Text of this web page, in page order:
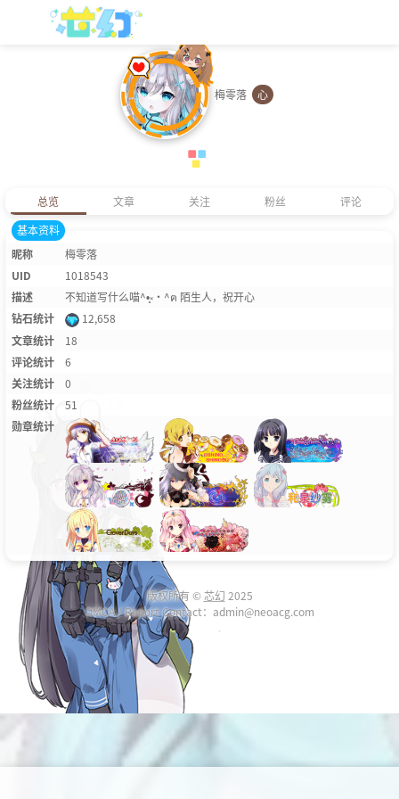
梅零落 心
总览 文章 关注 粉丝
评论
基本资料
昵称
梅零落
UID
1018543
描述
不知道写什么喵^•͈༝•^ฅ 陌生人，祝开心
钻石统计
12,658
文章统计
18
评论统计
6
关注统计
0
粉丝统计
51
勋章统计
版权所有 © 芯幻 2025
DMCA / Report Contact：admin@neoacg.com